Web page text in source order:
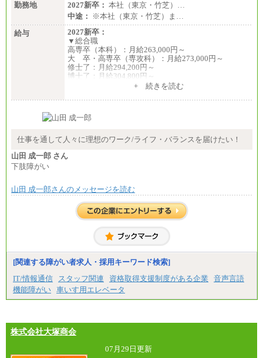
勤務地
2027新卒： 本社（東京・竹芝）…
中途：
※本社（東京・竹芝）ま…
給与
2027新卒：
▼総合職
高専卒（本科）：月給263,000円～
大 卒・高専卒（専攻科）：月給273,000円～
修士了：月給294,200円～
博士了：月給304,800円～
で、それらを入社後の実業務において発揮できると
することがあります
▼アソシエイト職
※試用期間中も給与に変更はございません
基本月給／20万5000円以上(正社員・準社員）
いたします
※自己成長支援金(10,000円）を含む
※別途、Workstyle支援金(月額4,000円）
+ 続きを読む
仕事を通して人々に理想のワーク/ライフ・バランスを届けたい！
山田 成一郎 さん
下肢障がい
山田 成一郎さんのメッセージを読む
[関連する障がい者求人・採用キーワード検索]
IT/情報通信
スタッフ関連 資格取得支援制度がある企業
音声言語
機能障がい 車いす用エレベータ
株式会社大塚商会
07月29日更新